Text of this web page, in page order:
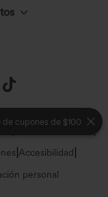
cupones de $100
Política de cookies
Accesibilidad
personal